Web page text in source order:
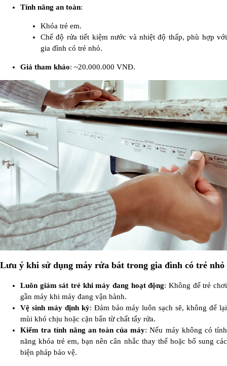
Tính năng an toàn:
Khóa trẻ em.
Chế độ rửa tiết kiệm nước và nhiệt độ thấp, phù hợp với
gia đình có trẻ nhỏ.
Giá tham khảo: ~20.000.000 VNĐ.
Lưu ý khi sử dụng máy rửa bát trong gia đình có trẻ nhỏ
Luôn giám sát trẻ khi máy đang hoạt động: Không để trẻ chơi
gần máy khi máy đang vận hành.
Vệ sinh máy định kỳ: Đảm bảo máy luôn sạch sẽ, không để lại
mùi khó chịu hoặc cặn bẩn từ chất tẩy rửa.
Kiểm tra tính năng an toàn của máy: Nếu máy không có tính
năng khóa trẻ em, bạn nên cân nhắc thay thế hoặc bổ sung các
biện pháp bảo vệ.